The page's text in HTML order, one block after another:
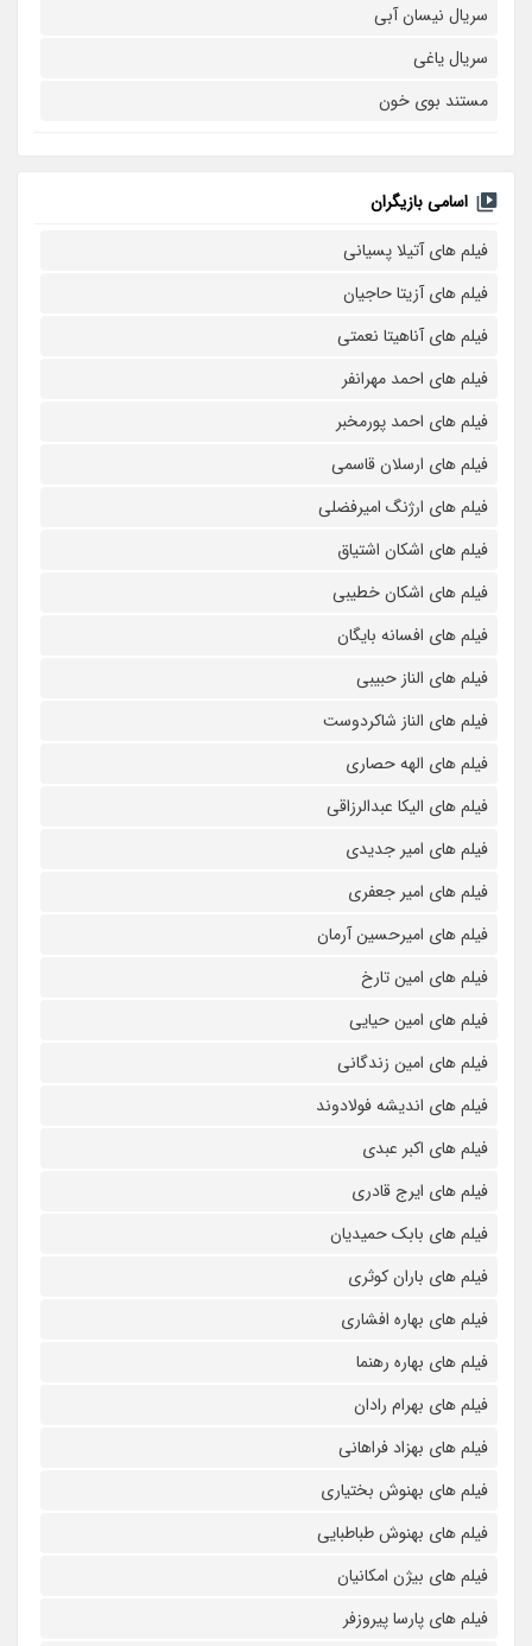
سریال نیسان آبی
سریال یاغی
مستند بوی خون
اسامی بازیگران
فیلم های آتیلا پسیانی
فیلم های آزیتا حاجیان
فیلم های آناهیتا نعمتی
فیلم های احمد مهرانفر
فیلم های احمد پورمخبر
فیلم های ارسلان قاسمی
فیلم های ارژنگ امیرفضلی
فیلم های اشکان اشتیاق
فیلم های اشکان خطیبی
فیلم های افسانه بایگان
فیلم های الناز حبیبی
فیلم های الناز شاکردوست
فیلم های الهه حصاری
فیلم های الیکا عبدالرزاقی
فیلم های امیر جدیدی
فیلم های امیر جعفری
فیلم های امیرحسین آرمان
فیلم های امین تارخ
فیلم های امین حیایی
فیلم های امین زندگانی
فیلم های اندیشه فولادوند
فیلم های اکبر عبدی
فیلم های ایرج قادری
فیلم های بابک حمیدیان
فیلم های باران کوثری
فیلم های بهاره افشاری
فیلم های بهاره رهنما
فیلم های بهرام رادان
فیلم های بهزاد فراهانی
فیلم های بهنوش بختیاری
فیلم های بهنوش طباطبایی
فیلم های بیژن امکانیان
فیلم های پارسا پیروزفر